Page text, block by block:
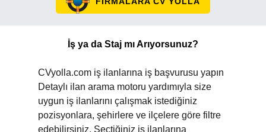
İş ya da Staj mı Arıyorsunuz?
CVyolla.com iş ilanlarına iş başvurusu yapın
Detaylı ilan arama motoru yardımıyla size
uygun iş ilanlarını çalışmak istediğiniz
pozisyonlara, şehirlere ve ilçelere göre filtre
edebilirsiniz. Seçtiğiniz iş ilanlarına